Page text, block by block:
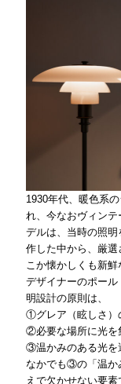
1930年代、暖色系
れ、今なおヴィン
デルは、当時の照
作した中から、厳選
こか懐かしくも新
デザイナーのポー
明設計の原則は、
①グレア（眩しさ）
②必要な場所に光を
③温かみのある光を
なかでも③の「温か
えで欠かせない要